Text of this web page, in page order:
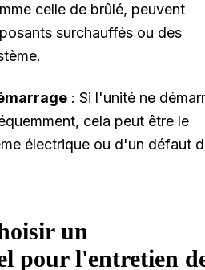
celle de brûlé, peuvent
surchauffés ou des
: Si l'unité ne
cela peut être le
électrique ou d'un défaut
un
pour l'entretien